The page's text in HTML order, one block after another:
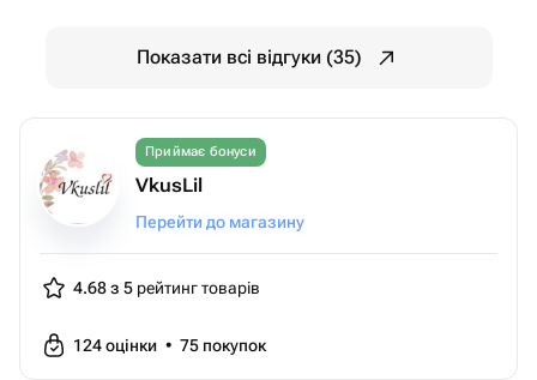
Показати всі відгуки (35)
Приймає бонуси
VkusLil
Перейти до магазину
4.68 з 5 рейтинг товарів
124оцінки • 75 покупок